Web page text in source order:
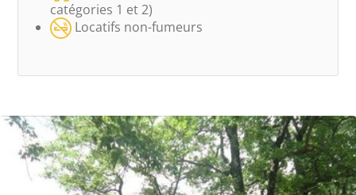
catégories 1 et 2)
Locatifs non-fumeurs